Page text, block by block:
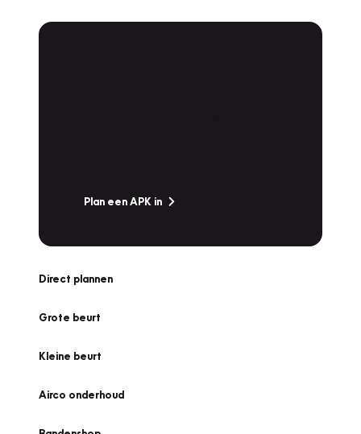
Plan een APK in
Direct plannen
Grote beurt
Kleine beurt
Airco onderhoud